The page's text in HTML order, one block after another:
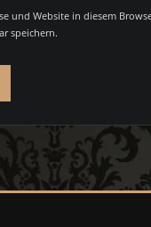
und Website in diesem
speichern.